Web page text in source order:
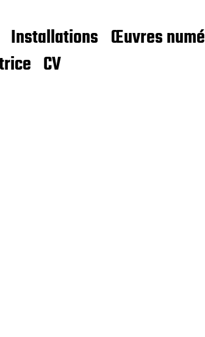
Installations Œuvres
CV